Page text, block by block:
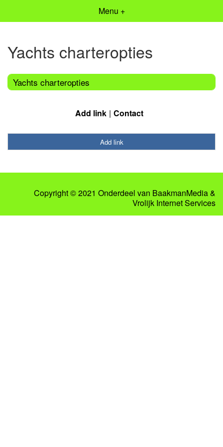
Menu +
Yachts charteropties
Yachts charteropties
Add link Contact
Add link
Copyright © 2021 Onderdeel van BaakmanMedia&
Vrolijk Internet Services